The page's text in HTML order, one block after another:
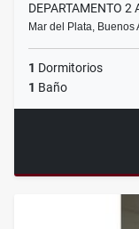
DEPARTAMENTO 2
Mar del Plata, Buenos
1 Dormitorios
1 Baño